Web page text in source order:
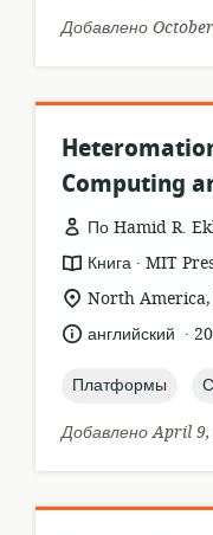
Добавлено
Computing
По Hamid R.
формат
ресурса:
Книга .
издатель:
MIT
актуальное
North
язык:английский .
topic:
Платформы
Добавлено April